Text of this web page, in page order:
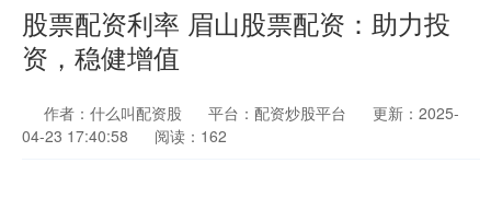
股票配资利率 眉山股票配资：助力投
资，稳健增值
作者：什么叫配资股 平台：配资炒股平台
更新：2025-
04-23 17:40:58
阅读：162